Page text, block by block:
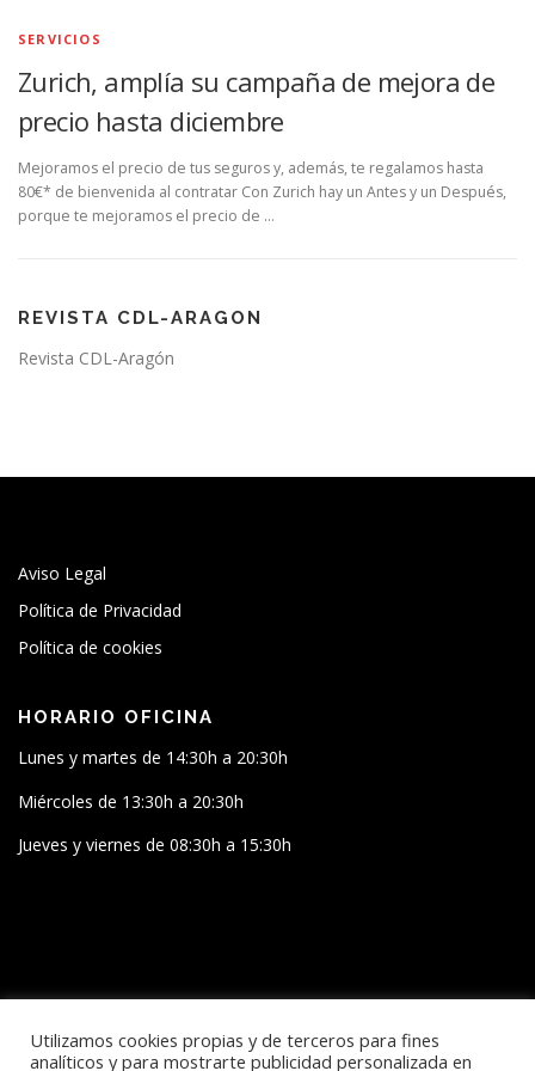
SERVICIOS
Zurich, amplía su campaña de mejora de
precio hasta diciembre
Mejoramos el precio de tus seguros y, además, te regalamos hasta
80€* de bienvenida al contratar Con Zurich hay un Antes y un Después,
porque te mejoramos el precio de …
REVISTA CDL-ARAGON
Revista CDL-Aragón
Aviso Legal
Política de Privacidad
Política de cookies
HORARIO OFICINA
Lunes y martes de 14:30h a 20:30h
Miércoles de 13:30h a 20:30h
Jueves y viernes de 08:30h a 15:30h
Utilizamos cookies propias y de terceros para fines
analíticos y para mostrarte publicidad personalizada en